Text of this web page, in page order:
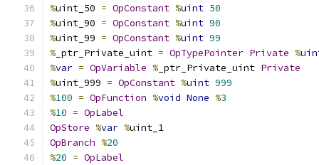
%uint_50 = OpConstant %uint 50
%uint_90 = OpConstant %uint 90
%uint_99 = OpConstant %uint 99
% _ptr_Private_uint = OpTypePointer Private %
%var = OpVariable % _ptr_Private_uint Private
%uint_999 = OpConstant %uint 999
%100 = OpFunction %void None %3
%10 = OpLabel
OpStore %var %uint_1
OpBranch %20
%20 = OpLabel